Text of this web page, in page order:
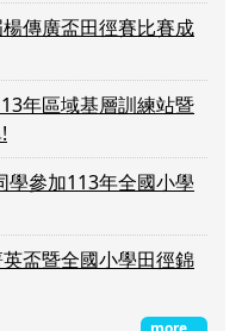
傳廣盃田徑賽比賽成
年區域基層訓練站暨
學參加113年全國小學
盃暨全國小學田徑錦
more...